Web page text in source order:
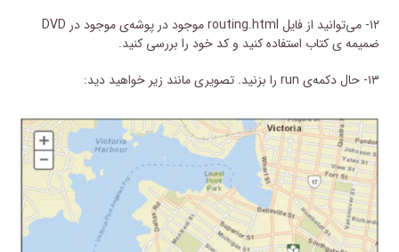
۱۲- می‌توانید از فایل routing.html موجود در پوشه‌ی موجود در DVD
ضمیمه ی کتاب استفاده کنید و کد خود را بررسی کنید.
۱۳- حال دکمه‌ی run را بزنید. تصویری مانند زیر خواهید دید: